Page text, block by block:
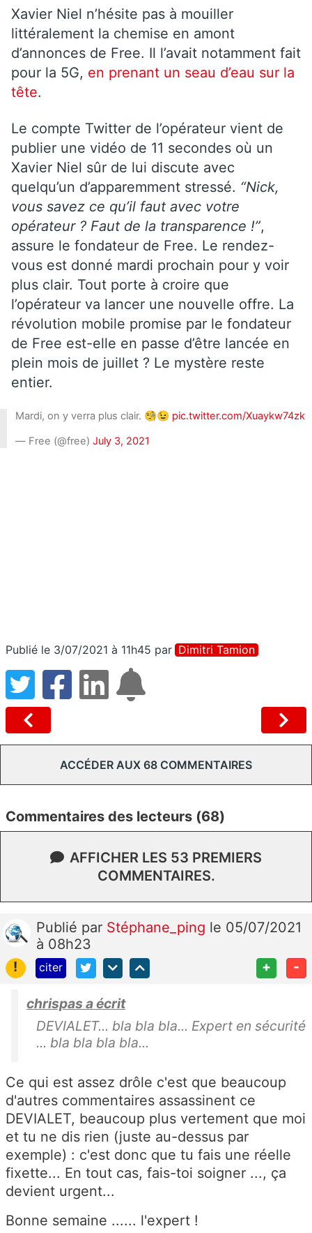
Xavier Niel n’hésite pas à mouiller
littéralement la chemise en amont
d’annonces de Free. Il l’avait notamment fait
pour la 5G, en prenant un seau d’eau sur la
tête.
Le compte Twitter de l’opérateur vient de
publier une vidéo de 11 secondes où un
Xavier Niel sûr de lui discute avec
quelqu’un d’apparemment stressé. “Nick,
vous savez ce qu’il faut avec votre
opérateur ? Faut de la transparence !”,
assure le fondateur de Free. Le rendez-
vous est donné mardi prochain pour y voir
plus clair. Tout porte à croire que
l’opérateur va lancer une nouvelle offre. La
révolution mobile promise par le fondateur
de Free est-elle en passe d’être lancée en
plein mois de juillet ? Le mystère reste
entier.
Mardi, on y verra plus clair. 🧐😉 pic.twitter.com/Xuaykw74zk
— Free (@free) July 3, 2021
Publié le 3/07/2021 à 11h45 par Dimitri Tamion
ACCÉDER AUX 68 COMMENTAIRES
Commentaires des lecteurs (68)
AFFICHER LES 53 PREMIERS
COMMENTAIRES.
Publié par Stéphane_ping le 05/07/2021
à 08h23
!
citer + -
chrispas a écrit
DEVIALET... bla bla bla... Expert en sécurité
... bla bla bla bla...
Ce qui est assez drôle c'est que beaucoup
d'autres commentaires assassinent ce
DEVIALET, beaucoup plus vertement que moi
et tu ne dis rien (juste au-dessus par
exemple) : c'est donc que tu fais une réelle
fixette... En tout cas, fais-toi soigner ..., ça
devient urgent...
Bonne semaine ...... l'expert !